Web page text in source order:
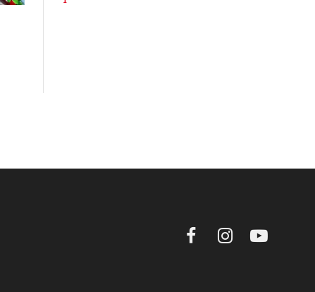
FacebookInstagramYouTube